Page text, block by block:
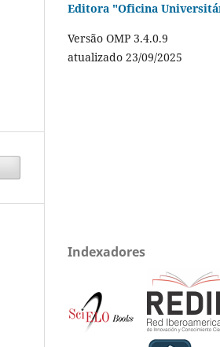
Editora "Oficina
Versão OMP 3.4.0.9
atualizado 23/09/2025
Indexadores